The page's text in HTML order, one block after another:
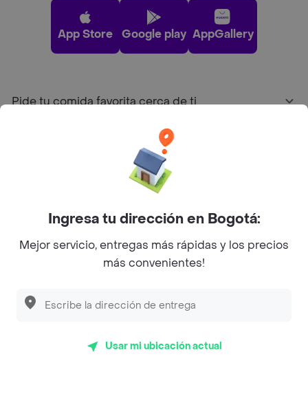
App Store Google play AppGallery
Pide tu comida favorita cerca de ti
Sobre Rappi
Facebook
Twitter
Instagram
©2026Rappi Inc. All rights reserved.
Ingresa tu dirección en Bogotá:
Mejor servicio, entregas más rápidas y los precios
más convenientes!
Usar mi ubicación actual